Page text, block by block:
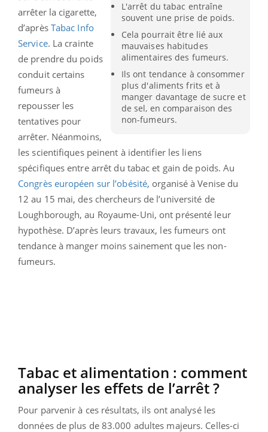
L'arrêt du tabac entraîne
souvent une prise de poids.
Cela pourrait être lié aux
mauvaises habitudes
alimentaires des fumeurs.
Ils ont tendance à consommer
plus d'aliments frits et à
manger davantage de sucre et
de sel, en comparaison des
non-fumeurs.
arrêter la cigarette,
d’après Tabac Info
Service. La crainte
de prendre du poids
conduit certains
fumeurs à
repousser les
tentatives pour
arrêter. Néanmoins,
les scientifiques peinent à identifier les liens
spécifiques entre arrêt du tabac et gain de poids. Au
Congrès européen sur l’obésité, organisé à Venise du
12 au 15 mai, des chercheurs de l’université de
Loughborough, au Royaume-Uni, ont présenté leur
hypothèse. D’après leurs travaux, les fumeurs ont
tendance à manger moins sainement que les non-
fumeurs.
Tabac et alimentation : comment
analyser les effets de l’arrêt ?
Pour parvenir à ces résultats, ils ont analysé les
données de plus de 83.000 adultes majeurs. Celles-ci